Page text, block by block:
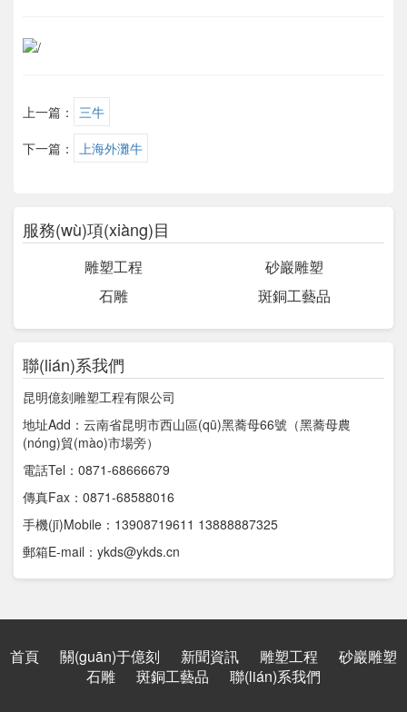
上一篇：
三牛
下一篇：
上海外灘牛
服務(wù)項(xiàng)目
雕塑工程
砂巖雕塑
石雕
斑銅工藝品
聯(lián)系我們
昆明億刻雕塑工程有限公司
地址Add：云南省昆明市西山區(qū)黑蕎母66號（黑蕎母農
(nóng)貿(mào)市場旁）
電話Tel：0871-68666679
傳真Fax：0871-68588016
手機(jī)Mobile：13908719611 13888887325
郵箱E-mail：ykds@ykds.cn
首頁 關(guān)于億刻 新聞資訊 雕塑工程
砂巖雕塑
石雕
斑銅工藝品 聯(lián)系我們